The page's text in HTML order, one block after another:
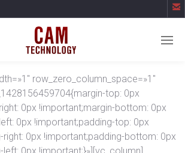

row_zero_column_space=»1″
top: 0px
0px !important;margin-bottom: 0px
0px !important;padding-top: 0px
right: 0px !important;padding-bottom: 0px